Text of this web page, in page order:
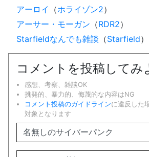
アーロイ
（ホライゾン2）
アーサー・モーガン （RDR2）
Starfieldなんでも雑談 （Starfield）
コメントを投稿してみ
感想、考察、雑談OK
挑発的、暴力的、侮蔑的な内容はNG
コメント投稿のガイドラインに違反した
対象となります